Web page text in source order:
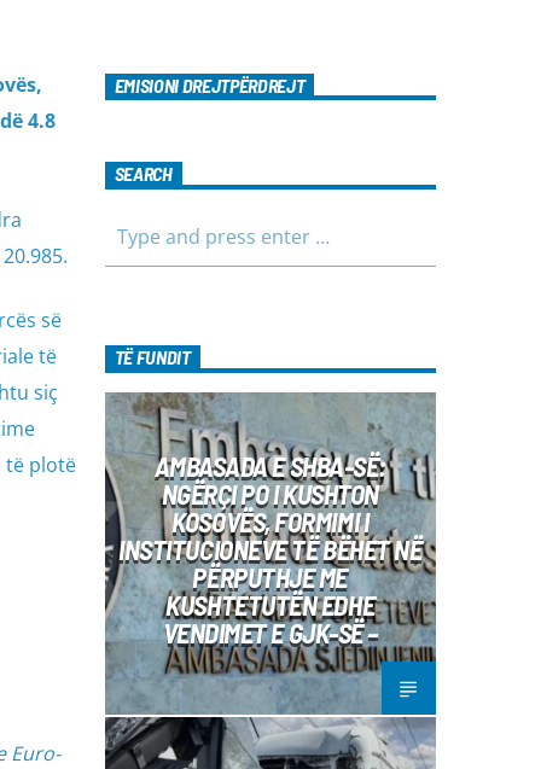
4.8
së
të
siç
të plotë
Euro-
EMISIONI DREJTPËRDREJT
SEARCH
TË FUNDIT
AMBASADA E SHBA-SË:
NGËRÇI PO I KUSHTON
KOSOVËS, FORMIMI I
INSTITUCIONEVE TË BËHET NË
PËRPUTHJE ME
KUSHTETUTËN EDHE
VENDIMET E GJK-SË –